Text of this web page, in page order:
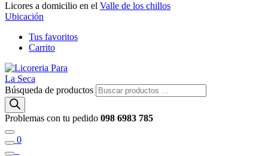
Licores a domicilio en el Valle de los chillos
Ubicación
Tus favoritos
Carrito
Búsqueda de productos
Problemas con tu pedido 098 6983 785
0